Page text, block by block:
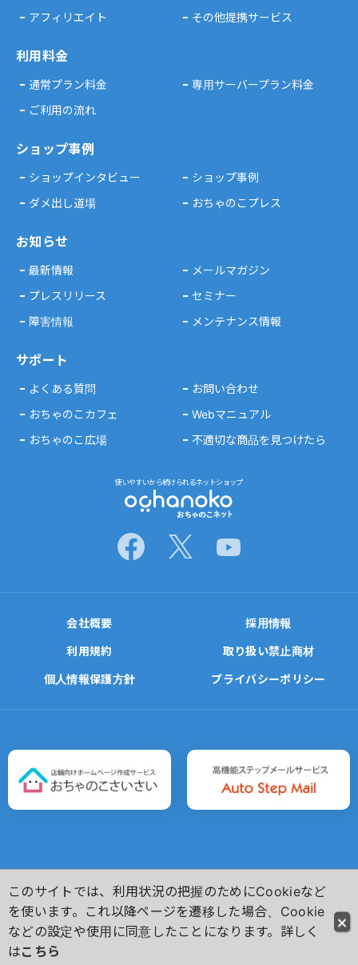
使いやすいから続けられるネットショップ
アフィリエイト
その他提携サービス
利用料金
通常プラン料金
専用サーバープラン料金
ご利用の流れ
ショップ事例
ショップインタビュー
ショップ事例
ダメ出し道場
おちゃのこプレス
お知らせ
最新情報
メールマガジン
プレスリリース
セミナー
障害情報
メンテナンス情報
サポート
よくある質問
お問い合わせ
おちゃのこカフェ
Webマニュアル
おちゃのこ広場
不適切な商品を見つけたら
会社概要 採用情報
利用規約 取り扱い禁止商材
個人情報保護方針 プライバシーポリシー
Copyright(C)Ochanoko-Net Inc. All Rights Reserved.
このサイトでは、利用状況の把握のためにCookieなど
を使います。これ以降ページを遷移した場合、Cookie
などの設定や使用に同意したことになります。詳しく
はこちら